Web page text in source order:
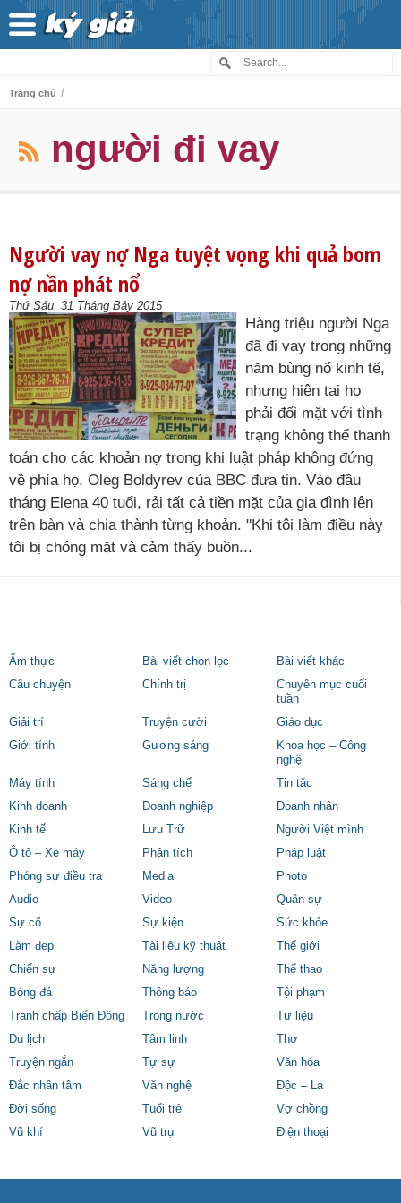
Trang chủ /
người đi vay
Người vay nợ Nga tuyệt vọng khi quả bom
nợ nần phát nổ
Thứ Sáu, 31 Tháng Bảy 2015
Hàng triệu người Nga
đã đi vay trong những
năm bùng nổ kinh tế,
nhưng hiện tại họ
phải đối mặt với tình
trạng không thể thanh
toán cho các khoản nợ trong khi luật pháp không đứng
về phía họ, Oleg Boldyrev của BBC đưa tin. Vào đầu
tháng Elena 40 tuổi, rải tất cả tiền mặt của gia đình lên
trên bàn và chia thành từng khoản. "Khi tôi làm điều này
tôi bị chóng mặt và cảm thấy buồn...
Ẩm thực Bài viết chọn lọc
Bài viết khác
Câu chuyện
Chính trị
Chuyên mục cuối
tuần
Giải trí
Truyện cười
Giáo dục
Giới tính
Gương sáng
Khoa học – Công
nghệ
Máy tính
Sáng chế
Tin tặc
Kinh doanh
Doanh nghiệp
Doanh nhân
Kinh tế
Lưu Trữ
Người Việt mình
Ô tô – Xe máy
Phân tích
Pháp luật
Phóng sự điều tra
Media
Photo
Audio
Video
Quân sự
Sự cố
Sự kiện
Sức khỏe
Làm đẹp
Tài liệu kỹ thuật
Thế giới
Chiến sự
Năng lượng
Thể thao
Bóng đá
Thông báo
Tội phạm
Tranh chấp Biển Đông
Trong nước
Tư liệu
Du lịch
Tâm linh
Thơ
Truyện ngắn
Tự sự
Văn hóa
Đắc nhân tâm
Văn nghệ
Độc – Lạ
Đời sống
Tuổi trẻ
Vợ chồng
Vũ khí
Vũ trụ Điện thoại